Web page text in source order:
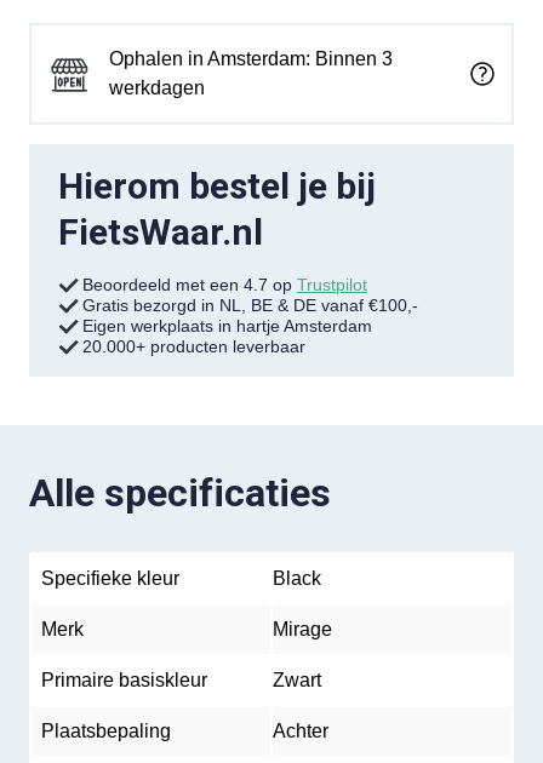
Ophalen in Amsterdam: Binnen 3
werkdagen
Hierom bestel je bij
FietsWaar.nl
Beoordeeld met een 4.7 op Trustpilot
Gratis bezorgd in NL, BE & DE vanaf €100,-
Eigen werkplaats in hartje Amsterdam
20.000+ producten leverbaar
Alle specificaties
Specifieke kleur Black
Merk Mirage
Primaire basiskleur Zwart
Plaatsbepaling Achter